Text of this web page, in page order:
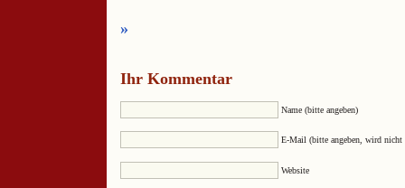
»
Ihr Kommentar
Name (bitte angeben)
E-Mail (bitte angeben, wird nicht
Website